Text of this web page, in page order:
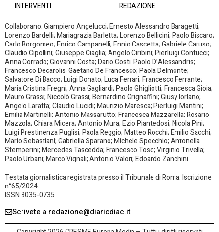
INTERVENTI
REDAZIONE
Collaborano: Giampiero Angelucci; Ernesto Alessandro Baragetti;
Lorenzo Bardelli; Mariagrazia Barletta; Lorenzo Bellicini; Paolo Biscaro;
Carlo Borgomeo; Enrico Campanelli; Ennio Cascetta; Gabriele Caruso;
Claudio Cipollini; Giuseppe Ciaglia; Angelo Ciribini; Pierluigi Contucci;
Anna Corrado; Giovanni Costa; Dario Costi: Paolo D’Alessandris;
Francesco Decarolis; Gaetano De Francesco; Paola Delmonte;
Salvatore Di Bacco; Luigi Donato; Luca Ferrari; Francesco Ferrante;
Maria Cristina Fregni; Anna Gagliardi; Paolo Ghigliotti; Francesca Gioia;
Mauro Grassi; Niccolò Grassi; Bernardino Grignaffini; Giusy Iorlano;
Angelo Laratta; Claudio Lucidi; Maurizio Maresca; Pierluigi Mantini;
Emilia Martinelli; Antonio Massarutto; Francesca Mazzarella; Rosario
Mazzola; Chiara Micera; Antonio Mura; Ezio Piantedosi; Nicola Pini;
Luigi Prestinenza Puglisi; Paola Reggio; Matteo Rocchi; Emilio Sacchi;
Mario Sebastiani; Gabriella Sparano; Michele Specchio; Antonella
Stemperini; Mercedes Tascedda; Francesco Toso; Virginio Trivella;
Paolo Urbani; Marco Vignali; Antonio Valori; Edoardo Zanchini
Testata giornalistica registrata presso il Tribunale di Roma. Iscrizione
n°65/2024.
ISSN 3035-0735
Scrivete a redazione@diariodiac.it